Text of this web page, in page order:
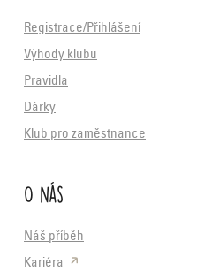
Registrace/Přihlášení
Výhody klubu
Pravidla
Dárky
Klub pro zaměstnance
O nás
Náš příběh
Kariéra